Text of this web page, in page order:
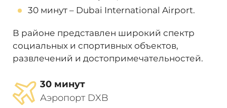
30 минут – Dubai International Airport.
В районе представлен широкий спектр
социальных и спортивных объектов,
развлечений и достопримечательностей.
30 минут
Аэропорт DXB